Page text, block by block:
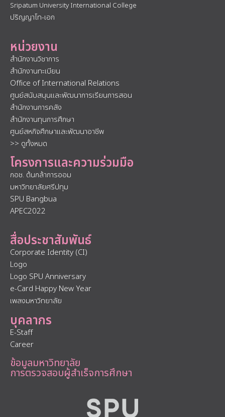
Sripatum University International College
ปริญญาโท-เอก
หน่วยงาน
สำนักงานวิชาการ
สำนักงานทะเบียน
Office of International Relations
ศูนย์สนับสนุนและพัฒนาการเรียนการสอน
สำนักงานการคลัง
สำนักงานทุนการศึกษา
ศูนย์สหกิจศึกษาและพัฒนาอาชีพ
>> ดูทั้งหมด
โครงการและความร่วมมือ
กอช. ต้นกล้าการออม
มหาวิทยาลัยศรีปทุม
SPU Bangbua
APEC2022
สื่อประชาสัมพันธ์
Corporate Identity (CI)
Logo
Logo SPU Anniversary
e-Card Happy New Year
เพลงมหาวิทยาลัย
บุคลากร
E-Staff
Career
ข้อมูลมหาวิทยาลัย
การตรวจสอบผู้สำเร็จการศึกษา